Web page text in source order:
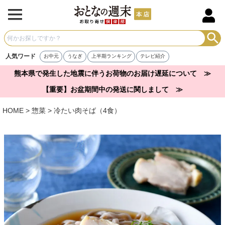
人気ワード お中元 うなぎ 上半期ランキング テレビ紹介
熊本県で発生した地震に伴うお荷物のお届け遅延について ≫
【重要】お盆期間中の発送に関しまして ≫
HOME 惣菜 冷たい肉そば（4食）